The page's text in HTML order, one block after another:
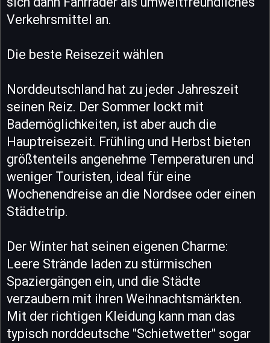
Verkehrsmittel an.
Die beste Reisezeit wählen
Norddeutschland hat zu jeder Jahreszeit
seinen Reiz. Der Sommer lockt mit
Bademöglichkeiten, ist aber auch die
Hauptreisezeit. Frühling und Herbst bieten
größtenteils angenehme Temperaturen und
weniger Touristen, ideal für eine
Wochenendreise an die Nordsee oder einen
Städtetrip.
Der Winter hat seinen eigenen Charme:
Leere Strände laden zu stürmischen
Spaziergängen ein, und die Städte
verzaubern mit ihren Weihnachtsmärkten.
Mit der richtigen Kleidung kann man das
typisch norddeutsche "Schietwetter" sogar